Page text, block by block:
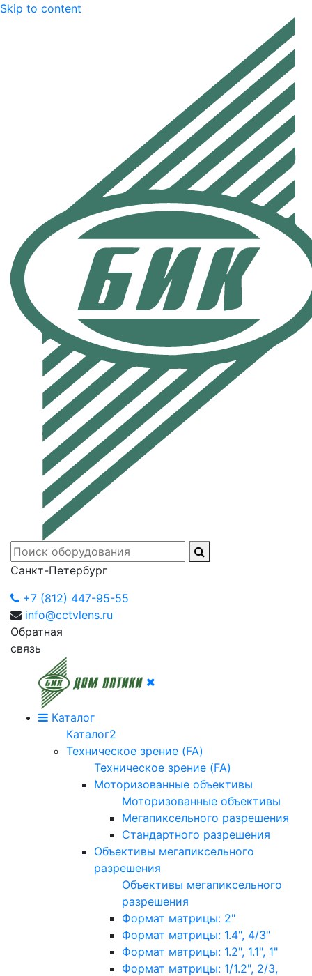
Skip to content
Санкт-Петербург
+7 (812) 447-95-55
info@cctvlens.ru
Обратная
связь
Каталог
Каталог2
Техническое зрение (FA)
Техническое зрение (FA)
Моторизованные объективы
Моторизованные объективы
Мегапиксельного разрешения
Стандартного разрешения
Объективы мегапиксельного
разрешения
Объективы мегапиксельного
разрешения
Формат матрицы: 2"
Формат матрицы: 1.4", 4/3"
Формат матрицы: 1.2", 1.1", 1"
Формат матрицы: 1/1.2", 2/3,